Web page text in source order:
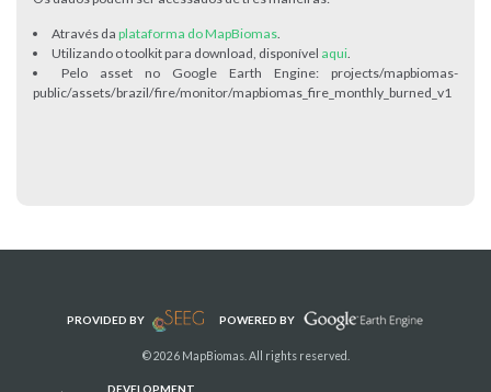
Através daplataforma do MapBiomas
Utilizando o toolkit para download, disponível aqui
Pelo asset no Google Earth Engine: projects/mapbiomas-
public/assets/brazil/fire/monitor/mapbiomas_fire_monthly_burned_v1
PROVIDED BY POWERED BY
© 2026 MapBiomas. All rights reserved.
DEVELOPMENT